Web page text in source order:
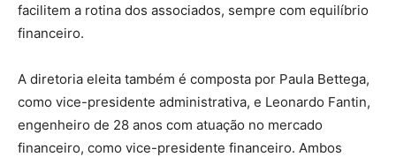
facilitem a rotina dos associados, sempre com equilíbrio
financeiro.
A diretoria eleita também é composta por Paula Bettega,
como vice-presidente administrativa, e Leonardo Fantin,
engenheiro de 28 anos com atuação no mercado
financeiro, como vice-presidente financeiro. Ambos